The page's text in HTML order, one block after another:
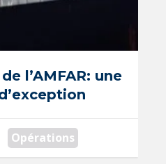
l’AMFAR: une
Opérations